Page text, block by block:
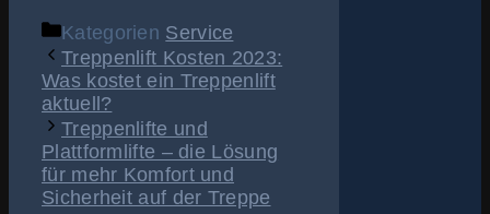
Kategorien Service
Treppenlift Kosten 2023:
Was kostet ein Treppenlift
aktuell?
Treppenlifte und
Plattformlifte – die Lösung
für mehr Komfort und
Sicherheit auf der Treppe